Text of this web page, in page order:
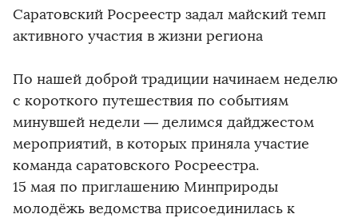
Саратовский Росреестр задал майский темп
активного участия в жизни региона
По нашей доброй традиции начинаем неделю
с короткого путешествия по событиям
минувшей недели — делимся дайджестом
мероприятий, в которых приняла участие
команда саратовского Росреестра.
15 мая по приглашению Минприроды
молодёжь ведомства присоединилась к